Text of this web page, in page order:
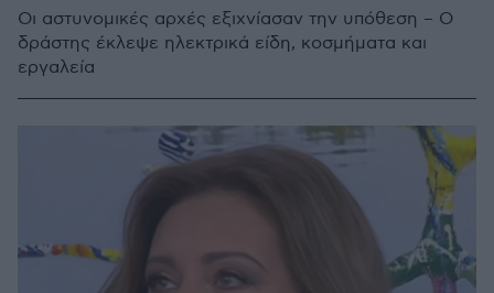
Οι αστυνομικές αρχές εξιχνίασαν την υπόθεση – Ο
δράστης έκλεψε ηλεκτρικά είδη, κοσμήματα και
εργαλεία